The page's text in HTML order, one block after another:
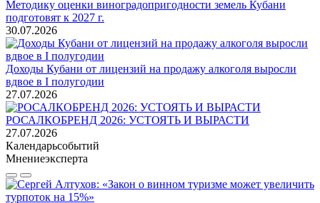
Методику оценки виноградопригодности земель Кубани
подготовят к 2027 г.
30.07.2026
Доходы Кубани от лицензий на продажу алкоголя выросли
вдвое в I полугодии
27.07.2026
РОСАЛКОБРЕНД 2026: УСТОЯТЬ И ВЫРАСТИ
27.07.2026
Календарьсобытий
Мнениеэксперта